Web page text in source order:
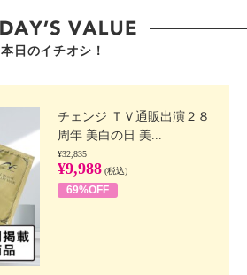
本日のイチオシ！
チェンジ ＴＶ通販出演２８
周年 美白の日 美...
¥32,835
¥9,988 (税込)
69%OFF